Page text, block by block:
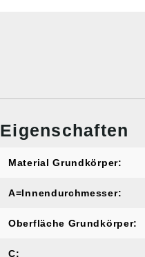
Eigenschaften
Material Grundkörper:
A=Innendurchmesser:
Oberfläche Grundkörper:
C: